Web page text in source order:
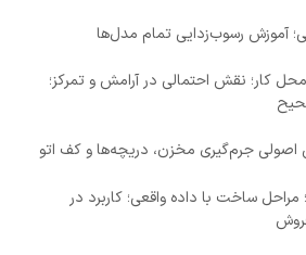
آموزش رسوب‌زدایی تمام مدل‌ها
محل کار؛ نقش احتمالی در آرامش و تمرکز؛
اصولی جرم‌گیری مخزن، دریچه‌ها و کف اتو
ساخت با داده واقعی؛ کاربرد در